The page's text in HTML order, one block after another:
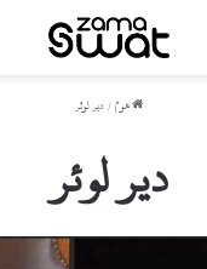
ھوم/دیر لوئر
دیر لوئر